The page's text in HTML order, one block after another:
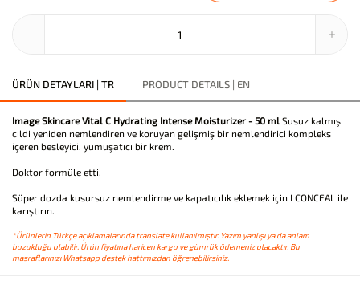
ÜRÜN DETAYLARI | TR PRODUCT DETAILS | EN
Image Skincare Vital C Hydrating Intense Moisturizer - 50 ml Susuz kalmış
cildi yeniden nemlendiren ve koruyan gelişmiş bir nemlendirici kompleks
içeren besleyici, yumuşatıcı bir krem.
Doktor formüle etti.
Süper dozda kusursuz nemlendirme ve kapatıcılık eklemek için I CONCEAL ile
karıştırın.
*Ürünlerin Türkçe açıklamalarında translate kullanılmıştır. Yazım yanlışı ya da anlam
bozukluğu olabilir. Ürün fiyatına haricen kargo ve gümrük ödemeniz olacaktır. Bu
masraflarınızı Whatsapp destek hattımızdan öğrenebilirsiniz.